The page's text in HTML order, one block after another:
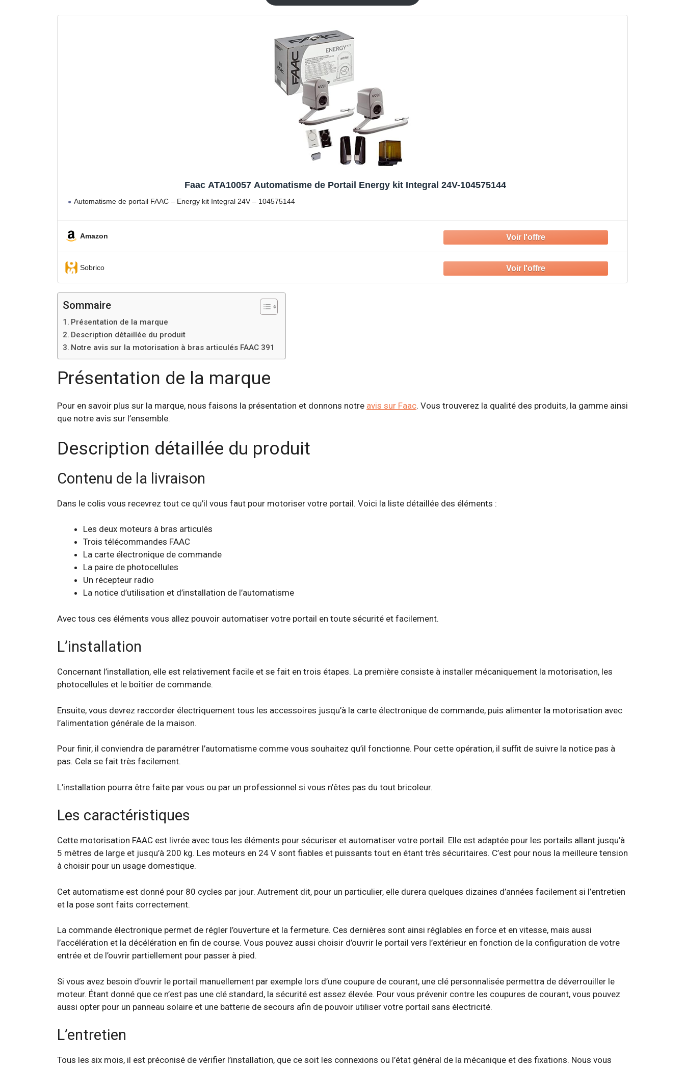
Faac ATA10057 Automatisme de Portail Energy kit Integral 24V-104575144
Automatisme de portail FAAC – Energy kit Integral 24V – 104575144
Amazon
Sobrico
Sommaire
Présentation de la marque
Description détaillée du produit
Notre avis sur la motorisation à bras articulés FAAC 391
Présentation de la marque
Pour en savoir plus sur la marque, nous faisons la présentation et donnons notre avis sur Faac. Vous trouverez la qualité des produits, la gamme ainsi
que notre avis sur l’ensemble.
Description détaillée du produit
Contenu de la livraison
Dans le colis vous recevrez tout ce qu’il vous faut pour motoriser votre portail. Voici la liste détaillée des éléments :
Les deux moteurs à bras articulés
Trois télécommandes FAAC
La carte électronique de commande
La paire de photocellules
Un récepteur radio
La notice d’utilisation et d’installation de l’automatisme
Avec tous ces éléments vous allez pouvoir automatiser votre portail en toute sécurité et facilement.
L’installation
Concernant l’installation, elle est relativement facile et se fait en trois étapes. La première consiste à installer mécaniquement la motorisation, les
photocellules et le boîtier de commande.
Ensuite, vous devrez raccorder électriquement tous les accessoires jusqu’à la carte électronique de commande, puis alimenter la motorisation avec
l’alimentation générale de la maison.
Pour finir, il conviendra de paramétrer l’automatisme comme vous souhaitez qu’il fonctionne. Pour cette opération, il suffit de suivre la notice pas à
pas. Cela se fait très facilement.
L’installation pourra être faite par vous ou par un professionnel si vous n’êtes pas du tout bricoleur.
Les caractéristiques
Cette motorisation FAAC est livrée avec tous les éléments pour sécuriser et automatiser votre portail. Elle est adaptée pour les portails allant jusqu’à
5 mètres de large et jusqu’à 200 kg. Les moteurs en 24 V sont fiables et puissants tout en étant très sécuritaires. C’est pour nous la meilleure tension
à choisir pour un usage domestique.
Cet automatisme est donné pour 80 cycles par jour. Autrement dit, pour un particulier, elle durera quelques dizaines d’années facilement si l’entretien
et la pose sont faits correctement.
La commande électronique permet de régler l’ouverture et la fermeture. Ces dernières sont ainsi réglables en force et en vitesse, mais aussi
l’accélération et la décélération en fin de course. Vous pouvez aussi choisir d’ouvrir le portail vers l’extérieur en fonction de la configuration de votre
entrée et de l’ouvrir partiellement pour passer à pied.
Si vous avez besoin d’ouvrir le portail manuellement par exemple lors d’une coupure de courant, une clé personnalisée permettra de déverrouiller le
moteur. Étant donné que ce n’est pas une clé standard, la sécurité est assez élevée. Pour vous prévenir contre les coupures de courant, vous pouvez
aussi opter pour un panneau solaire et une batterie de secours afin de pouvoir utiliser votre portail sans électricité.
L’entretien
Tous les six mois, il est préconisé de vérifier l’installation, que ce soit les connexions ou l’état général de la mécanique et des fixations. Nous vous